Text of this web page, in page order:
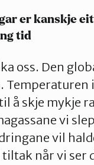
er kanskje
tid
oss. Den
å skje mykje
vi
vil
når vi ser